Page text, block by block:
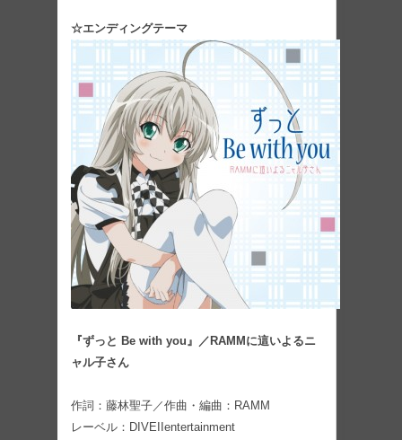
☆エンディングテーマ
『ずっと Be with you』／RAMMに這いよるニ
ャル子さん
作詞：藤林聖子／作曲・編曲：RAMM
レーベル：DIVEIIentertainment